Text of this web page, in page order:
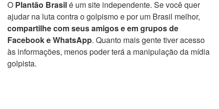
O Plantão Brasilé um site independente. Se você quer
ajudar na luta contra o golpismo e por um Brasil melhor,
compartilhe com seus amigos e em grupos de
Facebook e WhatsApp. Quanto mais gente tiver acesso
às informações, menos poder terá a manipulação da mídia
golpista.